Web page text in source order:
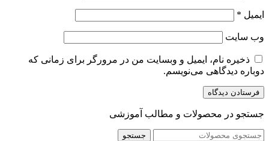
ایمیل *
وب‌ سایت
ذخیره نام، ایمیل و وبسایت من در مرورگر برای زمانی که
دوباره دیدگاهی می‌نویسم.
جستجو در محصولات و مطالب آموزشی
جستجو